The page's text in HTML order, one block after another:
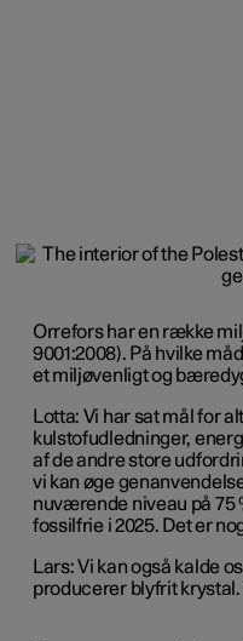
Orrefors har en række
9001:2008). På hvilke
et miljøvenligt og
Lotta: Vi har sat mål for
kulstofudledninger,
af de andre store
vi kan øge
nuværende niveau på 75
fossilfrie i 2025. Det er
Lars: Vi kan også kalde
producerer blyfrit